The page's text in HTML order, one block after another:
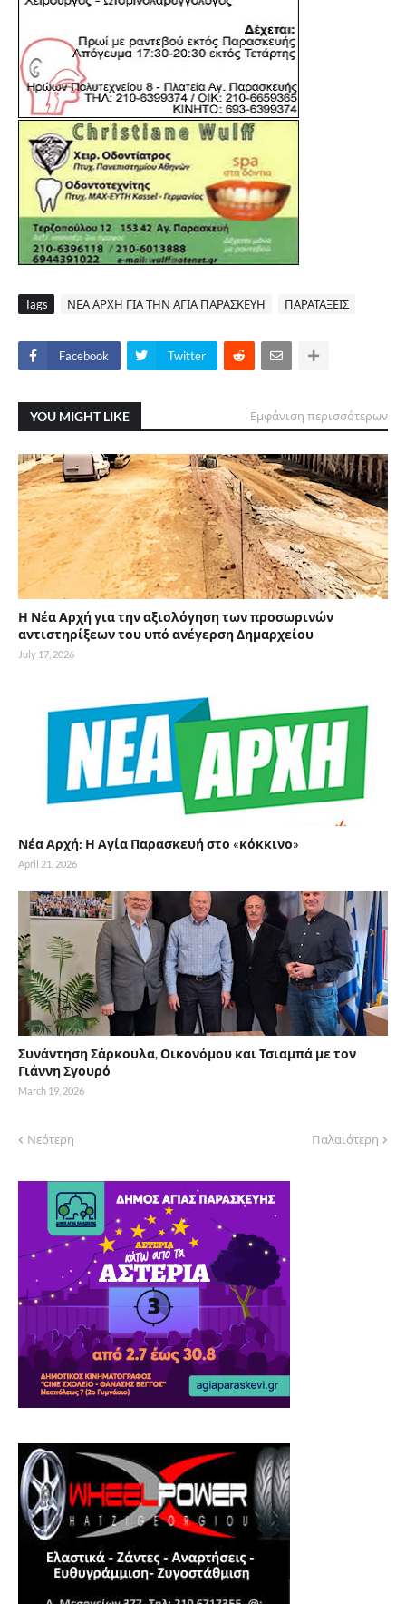
Tags ΝΕΑ ΑΡΧΗ ΓΙΑ ΤΗΝ ΑΓΙΑ ΠΑΡΑΣΚΕΥΗ ΠΑΡΑΤΑΞΕΙΣ
Facebook Twitter
YOU MIGHT LIKE Εμφάνιση περισσότερων
Η Νέα Αρχή για την αξιολόγηση των προσωρινών
αντιστηρίξεων του υπό ανέγερση Δημαρχείου
July 17, 2026
Νέα Αρχή: Η Αγία Παρασκευή στο «κόκκινο»
April 21, 2026
Συνάντηση Σάρκουλα, Οικονόμου και Τσιαμπά με τον
Γιάννη Σγουρό
March 19, 2026
Νεότερη Παλαιότερη